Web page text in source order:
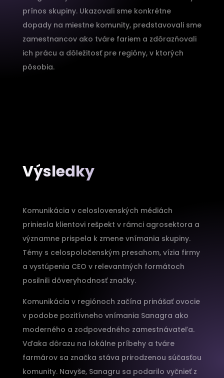
prínos skupiny. Ukazovali sme konkrétne
dopady na miestne komunity, predstavovali sme
zamestnancov ako tváre fariem a zdôrazňovali
ich prácu a dôležitosť pre regióny, v ktorých
pôsobia.
Výsledky
Komunikácia v celoslovenských médiách
priniesla klientovi rešpekt v rámci agrosektora a
významne prispela k zmene vnímania skupiny.
Témy s celospoločenským presahom, vízia firmy
a vystúpenia CEO v relevantných formátoch
posilnili dôveryhodnosť značky.
Komunikácia v regiónoch začína prinášať ovocie
v podobe pozitívneho vnímania Sanagra ako
moderného a zodpovedného zamestnávateľa.
Vďaka dôrazu na lokálne príbehy a tváre
farmárov sa značka stáva prirodzenou súčasťou
komunity. Navyše, Sanagru sa podarilo vyčnieť z